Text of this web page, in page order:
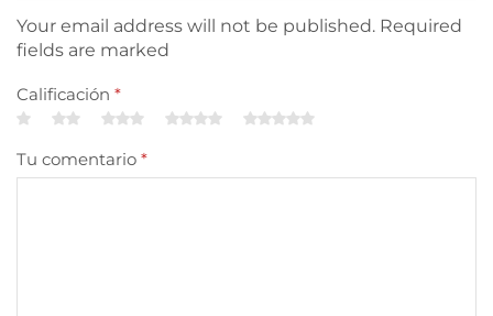
Your email address will not be published. Required
fields are marked
Calificación *
Tu comentario *